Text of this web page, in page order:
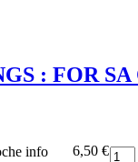
: FOR
info 6,50 €